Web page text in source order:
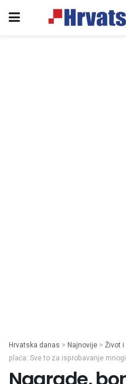
Hrvatska danas > Najnovije > Život
plaća: Sve to za isprobavanje